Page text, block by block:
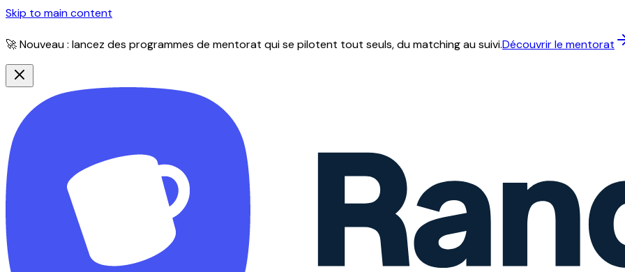
Skip to main content
🚀 Nouveau : lancez des programmes de mentorat qui se pilotent tout seuls, du matching au suivi.Découvrir le mentorat